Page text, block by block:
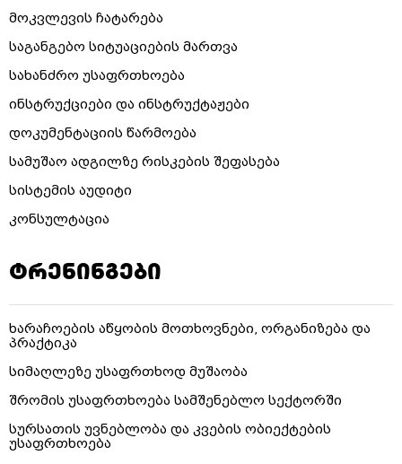
მოკვლევის ჩატარება
საგანგებო სიტუაციების მართვა
სახანძრო უსაფრთხოება
ინსტრუქციები და ინსტრუქტაჟები
დოკუმენტაციის წარმოება
სამუშაო ადგილზე რისკების შეფასება
სისტემის აუდიტი
კონსულტაცია
ტრენინგები
ხარაჩოების აწყობის მოთხოვნები, ორგანიზება და
პრაქტიკა
სიმაღლეზე უსაფრთხოდ მუშაობა
შრომის უსაფრთხოება სამშენებლო სექტორში
სურსათის უვნებლობა და კვების ობიექტების
უსაფრთხოება